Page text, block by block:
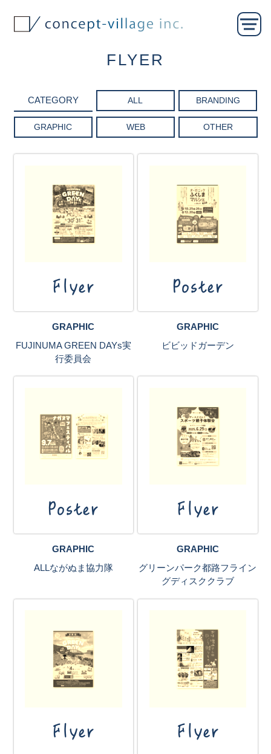
FLYER
ALL BRANDING
GRAPHIC WEB OTHER
Flyer
GRAPHIC
FUJINUMA GREEN DAYs実
行委員会
Poster
GRAPHIC
ビビッドガーデン
Poster
GRAPHIC
ALLながぬま協力隊
Flyer
GRAPHIC
グリーンパーク都路フライン
グディスククラブ
Flyer Flyer